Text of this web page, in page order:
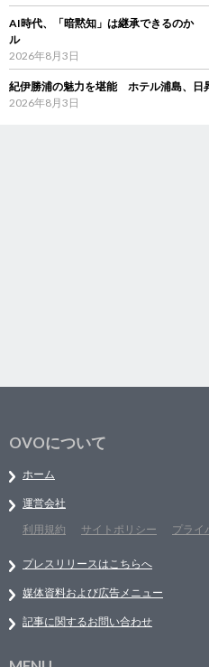
AI時代、「暗黙知」は継承できるのか
ル
2026年8月3日
紀伊勝浦の魅力を堪能 ホテル浦島、日
2026年8月3日
OVOについて
ホーム
運営会社
利用規約
サイトポリシー プライ
プレスリリースはこちらへ
媒体資料および広告メニュー
記事に関するお問い合わせ